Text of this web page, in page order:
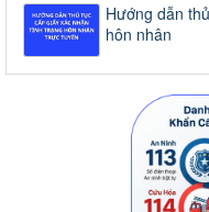
Hướng dẫn
hôn nhân